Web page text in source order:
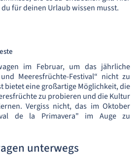
für deinen Urlaub wissen musst.
im Februar, um das jährliche
Meeresfrüchte-Festival“ nicht zu
bietet eine großartige Möglichkeit, die
zu probieren und die Kultur
Vergiss nicht, das im Oktober
de la Primavera" im Auge zu
unterwegs